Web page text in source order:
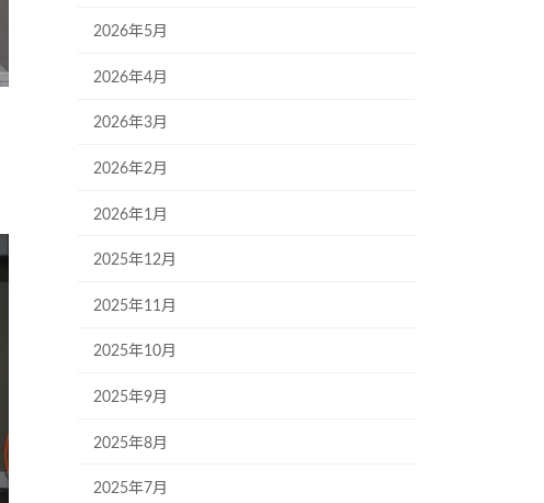
2026年5月
2026年4月
2026年3月
2026年2月
2026年1月
2025年12月
2025年11月
2025年10月
2025年9月
2025年8月
2025年7月